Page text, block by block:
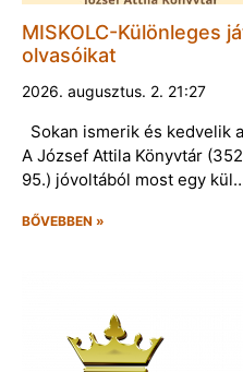
MISKOLC-Különleges
olvasóikat
2026. augusztus. 2. 21:27
Sokan ismerik és kedvelik
A József Attila Könyvtár
95.) jóvoltából most egy
BŐVEBBEN »